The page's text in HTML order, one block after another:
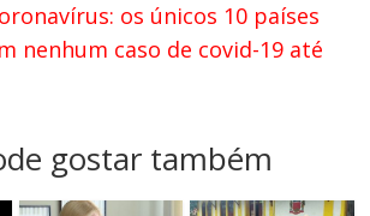
os únicos 10 países
nenhum caso de covid-19 até
gostar também